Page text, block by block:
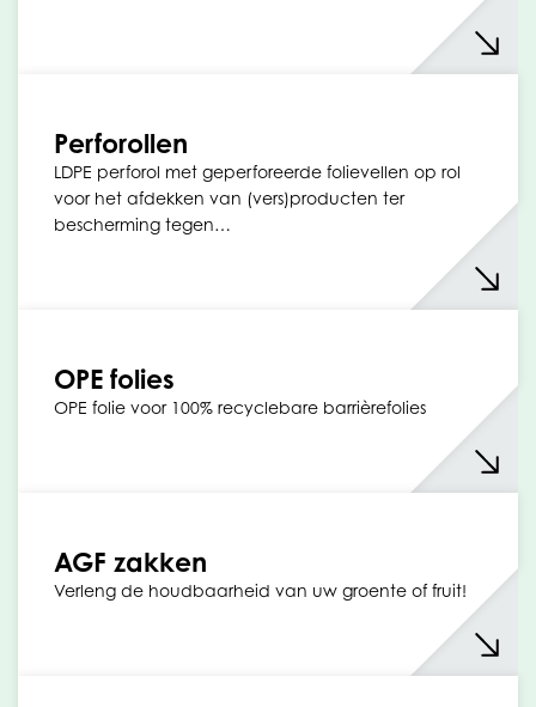
Perforollen
LDPE perforol met geperforeerde folievellen op rol
voor het afdekken van (vers)producten ter
bescherming tegen…
OPE folies
OPE folie voor 100% recyclebare barrièrefolies
AGF zakken
Verleng de houdbaarheid van uw groente of fruit!